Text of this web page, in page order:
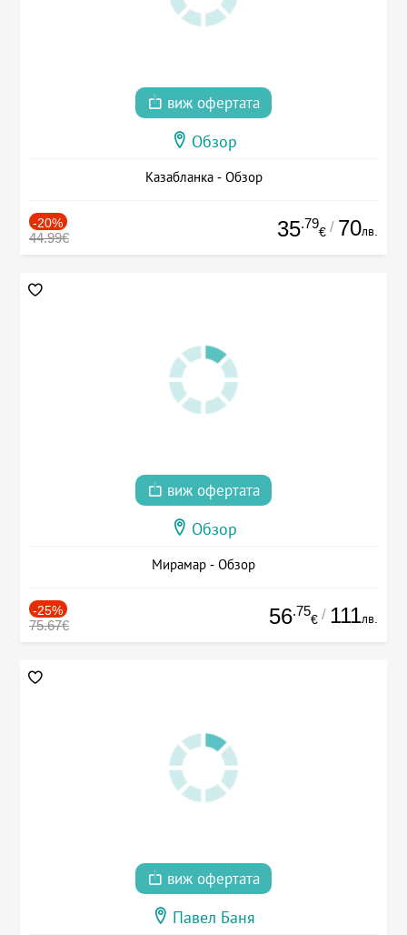
виж офертата
Обзор
Казабланка - Обзор
-20%
44.99€ 35.79
€ / 70лв.
виж офертата
Обзор
Мирамар - Обзор
-25%
75.67€ 56.75
€ / 111лв.
виж офертата
Павел Баня